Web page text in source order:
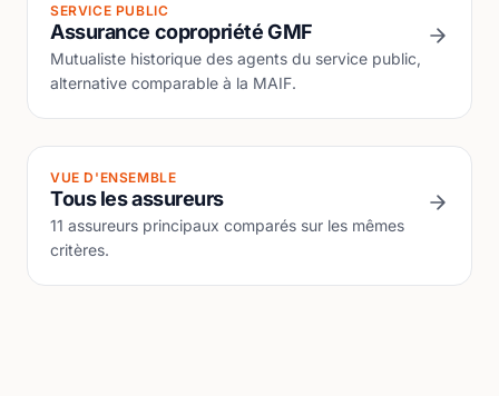
SERVICE PUBLIC
Assurance copropriété GMF
Mutualiste historique des agents du service public,
alternative comparable à la MAIF.
VUE D'ENSEMBLE
Tous les assureurs
11 assureurs principaux comparés sur les mêmes
critères.